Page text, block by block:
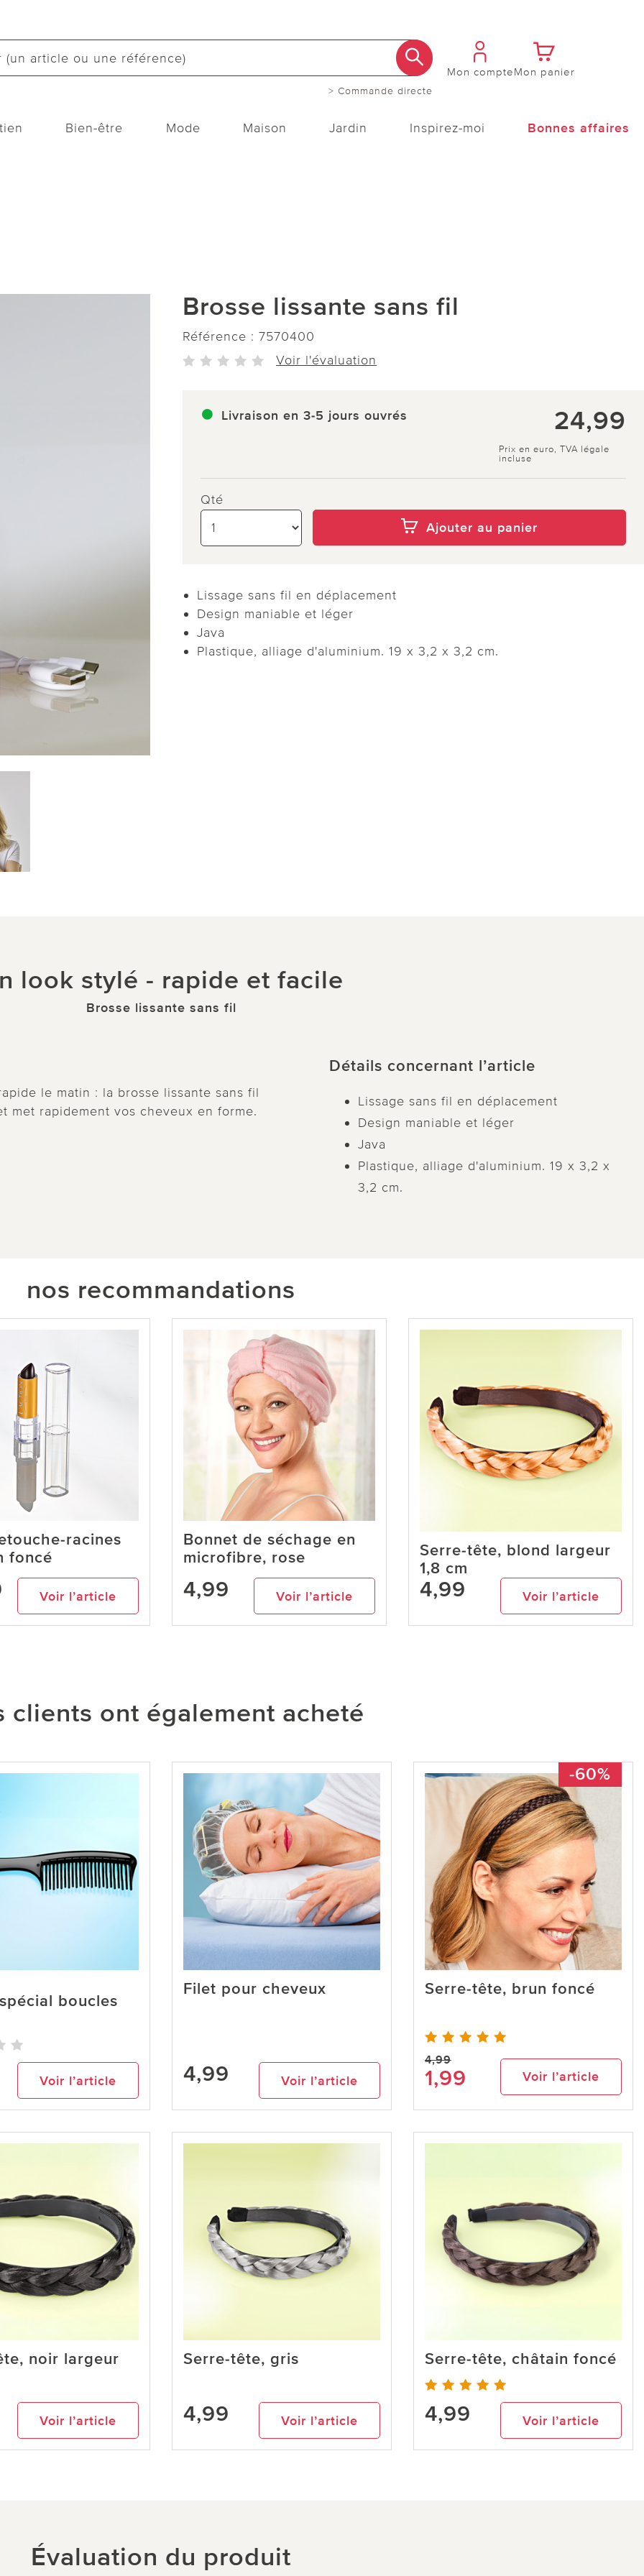
> Commande directe
Mon compteMon panier
Bien-être Mode Maison Jardin Inspirez-moi Bonnes affaires
Brosse lissante sans fil
Référence : 7570400
Voir l'évaluation
Livraison en 3-5 jours ouvrés 24,99
Prix en euro, TVA légale
incluse
Qté
Ajouter au panier
Lissage sans fil en déplacement
Design maniable et léger
Java
Plastique, alliage d'aluminium. 19 x 3,2 x 3,2 cm.
look stylé - rapide et facile
Brosse lissante sans fil
le matin : la brosse lissante sans fil
met rapidement vos cheveux en forme.
Détails concernant l’article
Lissage sans fil en déplacement
Design maniable et léger
Java
Plastique, alliage d'aluminium. 19 x 3,2 x
3,2 cm.
nos recommandations
racines
foncé
Voir l’article
Bonnet de séchage en
microfibre, rose
4,99 Voir l’article
Serre-tête, blond largeur
1,8 cm
4,99 Voir l’article
clients ont également acheté
boucles
Voir l’article
Filet pour cheveux
4,99 Voir l’article
-60%
Serre-tête, brun foncé
4,99
1,99 Voir l’article
noir largeur
Voir l’article
Serre-tête, gris
4,99 Voir l’article
Serre-tête, châtain foncé
4,99 Voir l’article
Évaluation du produit